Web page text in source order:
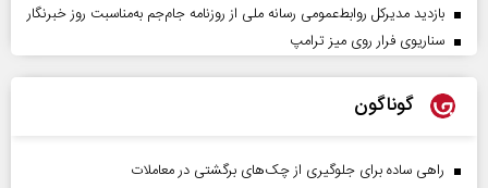
بازدید مدیرکل روابط‌عمومی رسانه ملی از روزنامه جام‌جم به‌مناسبت روز خبرنگار
سناریوی فرار روی میز ترامپ
گوناگون
راهی ساده برای جلوگیری از چک‌های برگشتی در معاملات